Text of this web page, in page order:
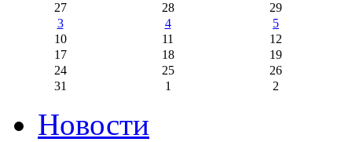
27
28
29
3
4
5
10
11
12
17
18
19
24
25
26
31
1 2
Новости